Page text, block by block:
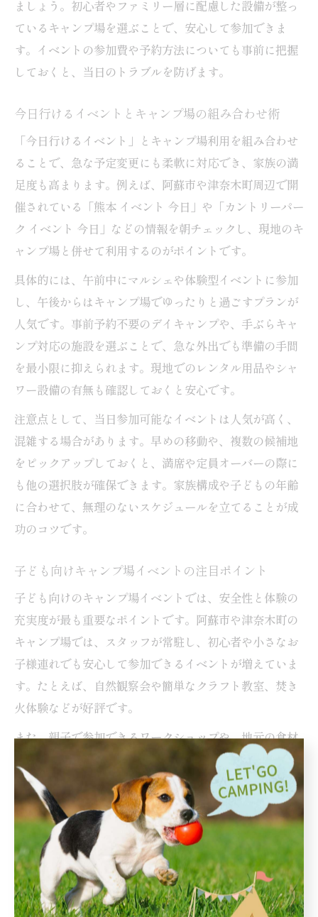
ましょう。初心者やファミリー層に配慮した設備が整っ
ているキャンプ場を選ぶことで、安心して参加できま
す。イベントの参加費や予約方法についても事前に把握
しておくと、当日のトラブルを防げます。
今日行けるイベントとキャンプ場の組み合わせ術
「今日行けるイベント」とキャンプ場利用を組み合わせ
ることで、急な予定変更にも柔軟に対応でき、家族の満
足度も高まります。例えば、阿蘇市や津奈木町周辺で開
催されている「熊本 イベント 今日」や「カントリーパー
ク イベント 今日」などの情報を朝チェックし、現地のキ
ャンプ場と併せて利用するのがポイントです。
具体的には、午前中にマルシェや体験型イベントに参加
し、午後からはキャンプ場でゆったりと過ごすプランが
人気です。事前予約不要のデイキャンプや、手ぶらキャ
ンプ対応の施設を選ぶことで、急な外出でも準備の手間
を最小限に抑えられます。現地でのレンタル用品やシャ
ワー設備の有無も確認しておくと安心です。
注意点として、当日参加可能なイベントは人気が高く、
混雑する場合があります。早めの移動や、複数の候補地
をピックアップしておくと、満席や定員オーバーの際に
も他の選択肢が確保できます。家族構成や子どもの年齢
に合わせて、無理のないスケジュールを立てることが成
功のコツです。
子ども向けキャンプ場イベントの注目ポイント
子ども向けのキャンプ場イベントでは、安全性と体験の
充実度が最も重要なポイントです。阿蘇市や津奈木町の
キャンプ場では、スタッフが常駐し、初心者や小さなお
子様連れでも安心して参加できるイベントが増えていま
す。たとえば、自然観察会や簡単なクラフト教室、焚き
火体験などが好評です。
また、親子で参加できるワークショップや、地元の食材
を使ったクッキング体験も人気です。こうしたイベント
は、子どもが自分で考え、手を動かすことで達成感を味
わえるのが魅力です。利用者の声として「初めてのキャ
ンプでも子どもが安心して遊べた」「スタッフのサポー
トが手厚かった」という口コミも多く見られます。
注意点としては、参加年齢や定員、持ち物などの事前確
認が必要です。また、急な天候変化や体調不良への備え